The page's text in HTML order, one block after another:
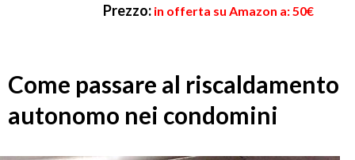
Prezzo: in offerta su Amazon a: 50€
Come passare al riscaldamento
autonomo nei condomini